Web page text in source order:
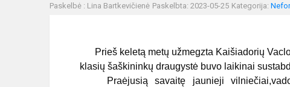
Paskelbė : Lina Bartkevičienė Paskelbta: 2023-05-25 Kategorija:
Prieš keletą metų užmegzta Kaišiadorių
klasių šaškininkų draugystė buvo laikinai
Praėjusią savaitę jaunieji